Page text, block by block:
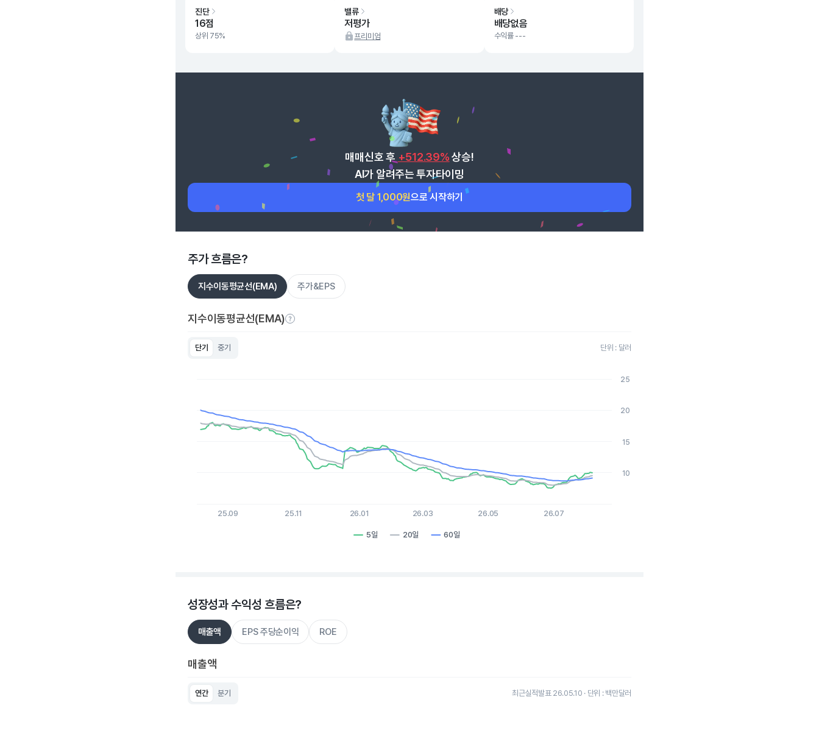
진단
16점
상위 75%
밸류
저평가
프리미엄
배당
배당없음
수익률 ---
매매신호 후 +512.39% 상승!
AI가 알려주는 투자타이밍
첫 달 1,000원으로 시작하기
주가 흐름은?
지수이동평균선(EMA) 주가&EPS
지수이동평균선(EMA)
단기 중기 단위 : 달러
The chart has 1 Y axis displaying values. Data ranges from 7.54 to 20.01.
5일 20일 60일
25.09 25.11 26.01 26.03 26.05 26.07
10
15
20
25
성장성과 수익성 흐름은?
매출액 EPS 주당순이익 ROE
매출액
연간 분기 최근실적발표 26.05.10 · 단위 : 백만달러